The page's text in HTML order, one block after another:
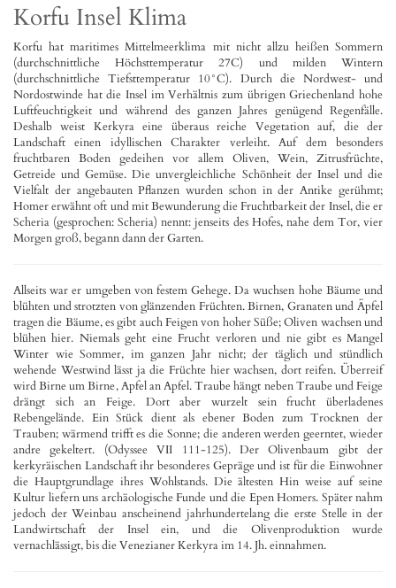
Korfu Insel Klima
Korfu hat maritimes Mittelmeerklima mit nicht allzu heißen Sommern
(durchschnittliche Höchsttemperatur 27C) und milden Wintern
(durchschnittliche Tiefsttemperatur 10°C). Durch die Nordwest- und
Nordostwinde hat die Insel im Verhältnis zum übrigen Griechenland hohe
Luftfeuchtigkeit und während des ganzen Jahres genügend Regenfälle.
Deshalb weist Kerkyra eine überaus reiche Vegetation auf, die der
Landschaft einen idyllischen Charakter verleiht. Auf dem besonders
fruchtbaren Boden gedeihen vor allem Oliven, Wein, Zitrusfrüchte,
Getreide und Gemüse. Die unvergleichliche Schönheit der Insel und die
Vielfalt der angebauten Pflanzen wurden schon in der Antike gerühmt;
Homer erwähnt oft und mit Bewunderung die Fruchtbarkeit der Insel, die er
Scheria (gesprochen: Scheria) nennt: jenseits des Hofes, nahe dem Tor, vier
Morgen groß, begann dann der Garten.
Allseits war er umgeben von festem Gehege. Da wuchsen hohe Bäume und
blühten und strotzten von glänzenden Früchten. Birnen, Granaten und Äpfel
tragen die Bäume, es gibt auch Feigen von hoher Süße; Oliven wachsen und
blühen hier. Niemals geht eine Frucht verloren und nie gibt es Mangel
Winter wie Sommer, im ganzen Jahr nicht; der täglich und stündlich
wehende Westwind lässt ja die Früchte hier wachsen, dort reifen. Überreif
wird Birne um Birne, Apfel an Apfel. Traube hängt neben Traube und Feige
drängt sich an Feige. Dort aber wurzelt sein frucht überladenes
Rebengelände. Ein Stück dient als ebener Boden zum Trocknen der
Trauben; wärmend trifft es die Sonne; die anderen werden geerntet, wieder
andre gekeltert. (Odyssee VII 111-125). Der Olivenbaum gibt der
kerkyräischen Landschaft ihr besonderes Gepräge und ist für die Einwohner
die Hauptgrundlage ihres Wohlstands. Die ältesten Hin weise auf seine
Kultur liefern uns archäologische Funde und die Epen Homers. Später nahm
jedoch der Weinbau anscheinend jahrhundertelang die erste Stelle in der
Landwirtschaft der Insel ein, und die Olivenproduktion wurde
vernachlässigt, bis die Venezianer Kerkyra im 14. Jh. einnahmen.